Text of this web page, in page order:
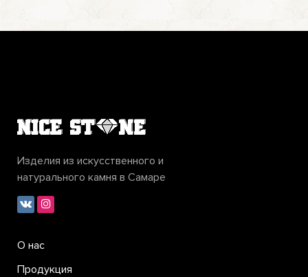
Изделия из искусственного и
натурального камня в Самаре
О нас
Продукция